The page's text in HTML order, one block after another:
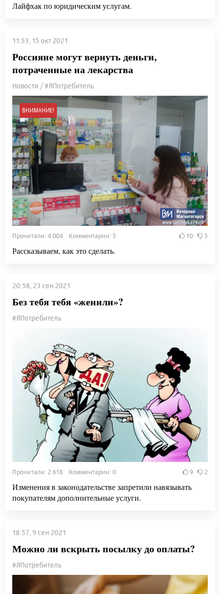
Лайфхак по юридическим услугам.
11:53, 15 окт 2021
Россияне могут вернуть деньги,
потраченные на лекарства
Новости / #ЯПотребитель
ВНИМАНИЕ!
Прочитали: 4 004 Комментарии: 5 10 3
Рассказываем, как это сделать.
20:58, 23 сен 2021
Без тебя тебя «женили»?
#ЯПотребитель
Прочитали: 2 618 Комментарии: 0 9 2
Изменения в законодательстве запретили навязывать
покупателям дополнительные услуги.
18:57, 9 сен 2021
Можно ли вскрыть посылку до оплаты?
#ЯПотребитель